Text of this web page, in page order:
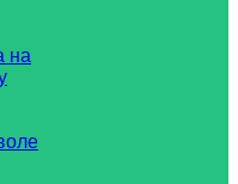
на